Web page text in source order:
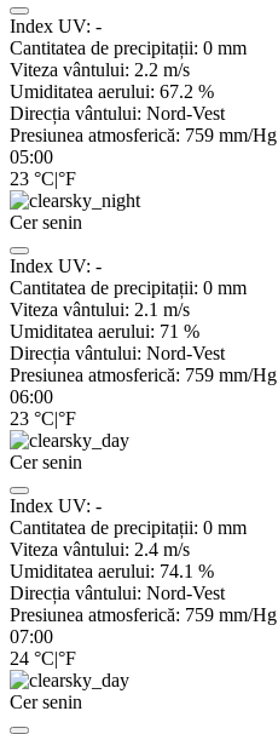
Index UV: -
Cantitatea de precipitații: 0 mm
Viteza vântului: 2.2 m/s
Umiditatea aerului: 67.2 %
Direcția vântului: Nord-Vest
Presiunea atmosferică: 759 mm/Hg
05:00
23 °C|°F
Cer senin
Index UV: -
Cantitatea de precipitații: 0 mm
Viteza vântului: 2.1 m/s
Umiditatea aerului: 71 %
Direcția vântului: Nord-Vest
Presiunea atmosferică: 759 mm/Hg
06:00
23 °C|°F
Cer senin
Index UV: -
Cantitatea de precipitații: 0 mm
Viteza vântului: 2.4 m/s
Umiditatea aerului: 74.1 %
Direcția vântului: Nord-Vest
Presiunea atmosferică: 759 mm/Hg
07:00
24 °C|°F
Cer senin